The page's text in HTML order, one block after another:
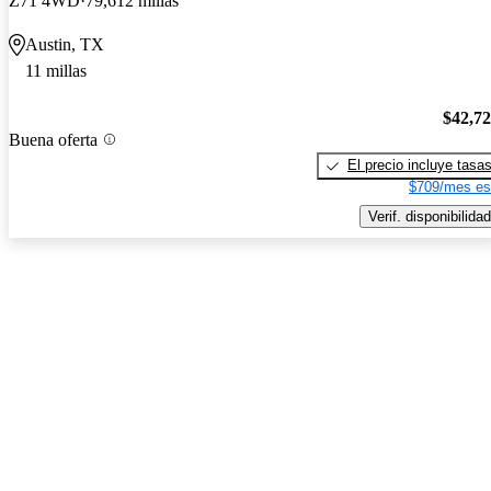
Austin, TX
11 millas
Buena oferta
El precio incluye tasas
$709/mes
Verif. disponibilidad